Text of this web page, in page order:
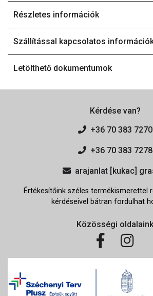
Részletes információk
Szállítással kapcsolatos
Letölthető dokumentumok
Kérdése van?
+36 70 383 7270
+36 70 383 7278
arajanlat [kukac]
Értékesítőink széles termékismerettel
kérdéseivel bátran fordulhat
Közösségi oldalaink